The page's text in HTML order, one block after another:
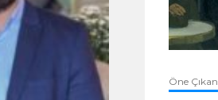
Öne Çıkan